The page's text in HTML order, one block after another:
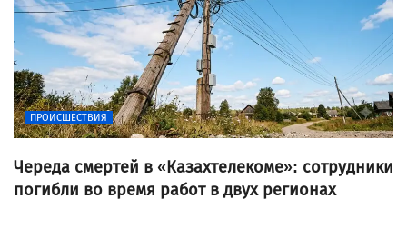
ПРОИСШЕСТВИЯ
Череда смертей в «Казахтелекоме»: сотрудники
погибли во время работ в двух регионах